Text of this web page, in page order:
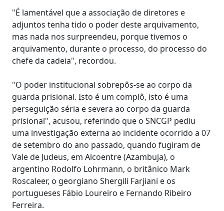
"É lamentável que a associação de diretores e
adjuntos tenha tido o poder deste arquivamento,
mas nada nos surpreendeu, porque tivemos o
arquivamento, durante o processo, do processo do
chefe da cadeia", recordou.
"O poder institucional sobrepôs-se ao corpo da
guarda prisional. Isto é um complô, isto é uma
perseguição séria e severa ao corpo da guarda
prisional", acusou, referindo que o SNCGP pediu
uma investigação externa ao incidente ocorrido a 07
de setembro do ano passado, quando fugiram de
Vale de Judeus, em Alcoentre (Azambuja), o
argentino Rodolfo Lohrmann, o britânico Mark
Roscaleer, o georgiano Shergili Farjiani e os
portugueses Fábio Loureiro e Fernando Ribeiro
Ferreira.